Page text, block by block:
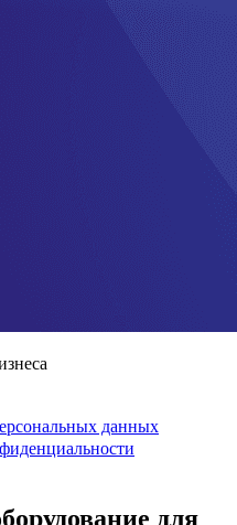
данных
для